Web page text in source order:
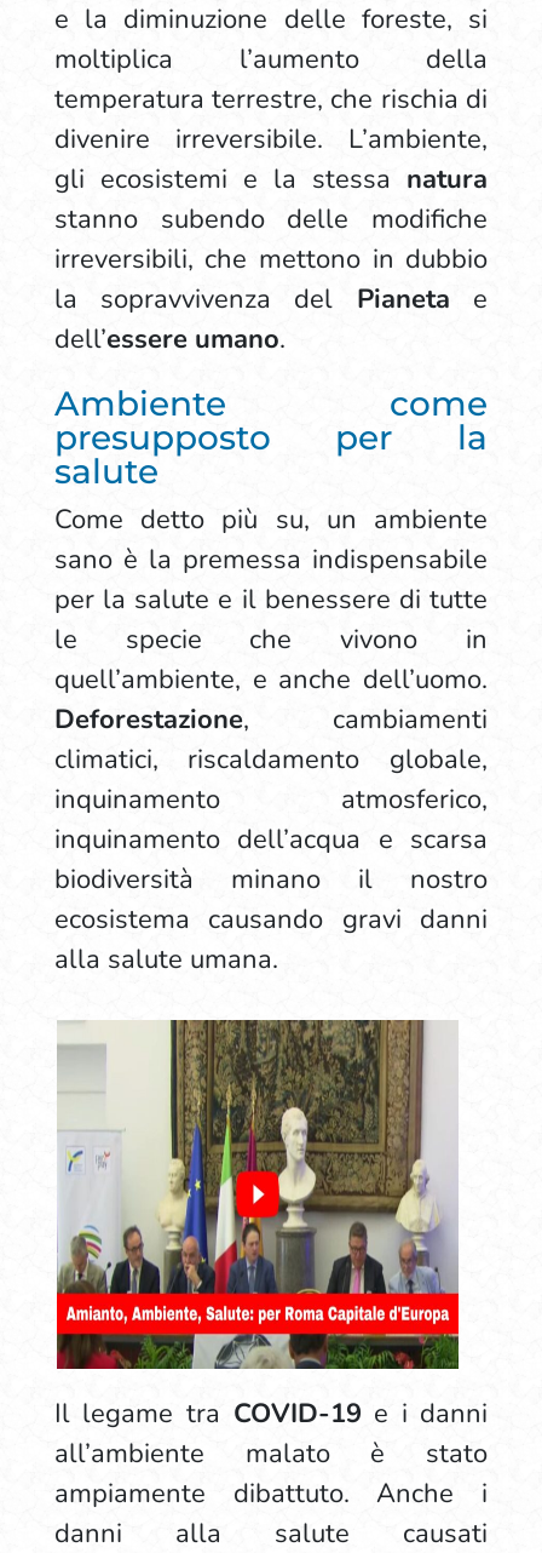
e la diminuzione delle foreste, si
moltiplica l’aumento della
temperatura terrestre, che rischia di
divenire irreversibile. L’ambiente,
gli ecosistemi e la stessa natura
stanno subendo delle modifiche
irreversibili, che mettono in dubbio
la sopravvivenza del Pianeta e
dell’essere umano.
Ambiente come
presupposto per la
salute
Come detto più su, un ambiente
sano è la premessa indispensabile
per la salute e il benessere di tutte
le specie che vivono in
quell’ambiente, e anche dell’uomo.
Deforestazione, cambiamenti
climatici, riscaldamento globale,
inquinamento atmosferico,
inquinamento dell’acqua e scarsa
biodiversità minano il nostro
ecosistema causando gravi danni
alla salute umana.
Il legame tra COVID-19 e i danni
all’ambiente malato è stato
ampiamente dibattuto. Anche i
danni alla salute causati